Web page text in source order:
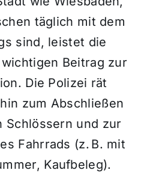
täglich mit dem
sind, leistet die
Beitrag zur
Die Polizei rät
zum Abschließen
Schlössern und zur
Fahrrads (z. B. mit
Kaufbeleg).